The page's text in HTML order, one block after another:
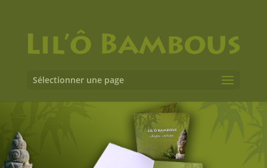
Sélectionner une page